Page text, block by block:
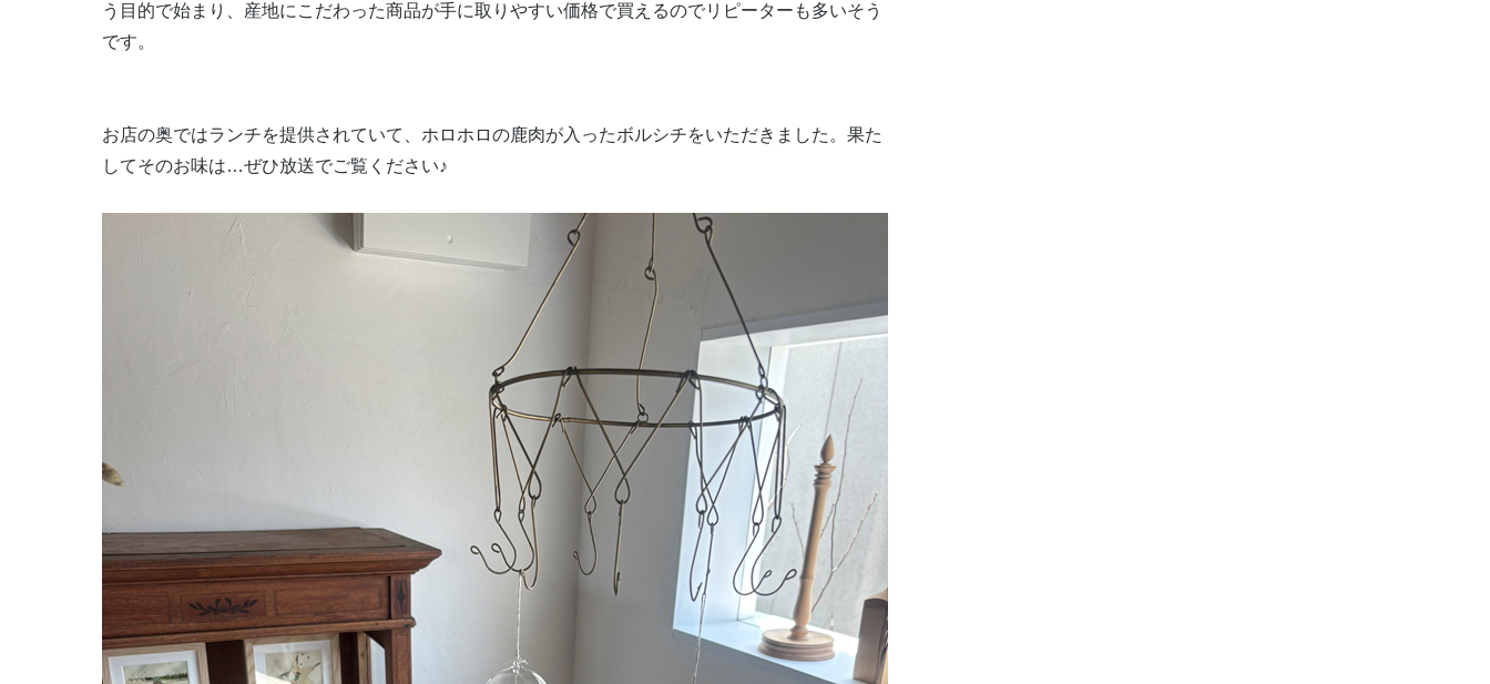
う目的で始まり、産地にこだわった商品が手に取りやすい価格で買えるのでリピーターも多いそう
です。
お店の奥ではランチを提供されていて、ホロホロの鹿肉が入ったボルシチをいただきました。果た
してそのお味は…ぜひ放送でご覧ください♪